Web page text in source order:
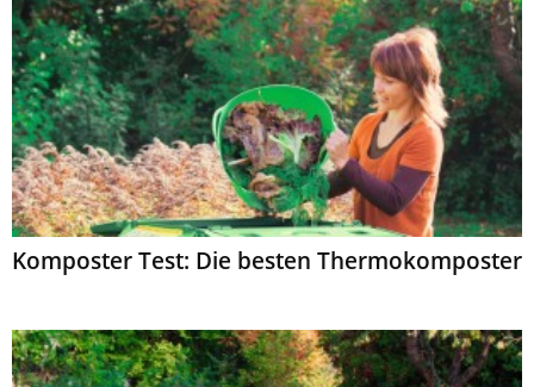
Komposter Test: Die besten Thermokomposter